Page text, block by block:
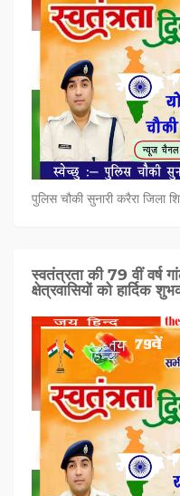
पुलिस चौकी सुनारी करैरा जिला
स्वतंत्रता की 79 वीं वर्ष
क्षेत्रवासियों को हार्दिक